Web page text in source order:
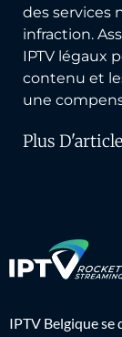
des services
infraction.
IPTV légaux
contenu et
une
Plus
IPTV Belgique se